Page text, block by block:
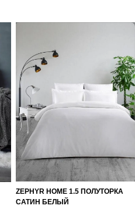
ZEPHYR HOME 1.5 ПОЛУТОРКА
САТИН БЕЛЫЙ